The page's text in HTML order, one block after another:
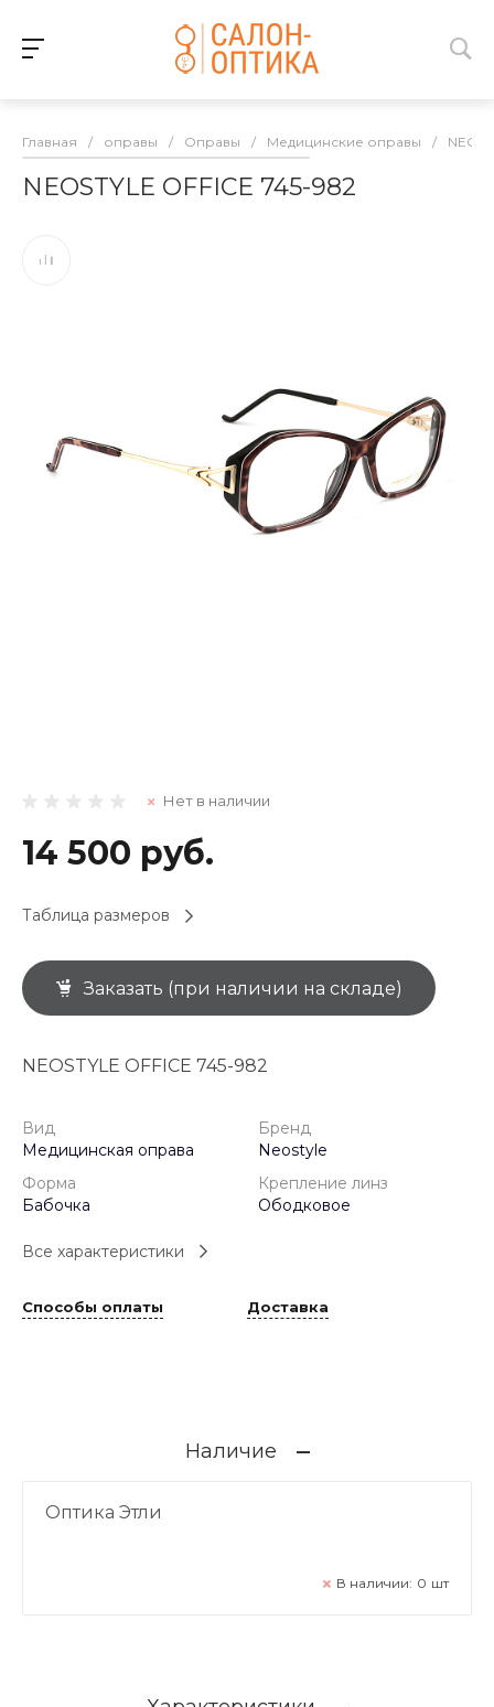
Главная / оправы / Оправы / Медицинские оправы /
NEOSTYLE OFFICE 745-982
Нет в наличии
14 500 руб.
Таблица размеров
Заказать (при наличии на складе)
NEOSTYLE OFFICE 745-982
Вид
Медицинская оправа
Бренд
Neostyle
Форма
Бабочка
Крепление линз
Ободковое
Все характеристики
Способы оплаты Доставка
Наличие
Оптика Этли
В наличии: 0 шт